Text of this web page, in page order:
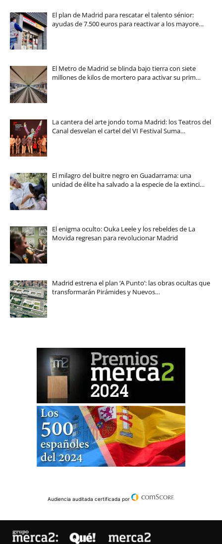
El plan de Madrid para rescatar el talento sénior:
ayudas de 7.500 euros para reactivar a los mayore…
El Metro de Madrid se blinda bajo tierra con siete
millones de kilos de mortero para activar su prim…
La cantera del arte jondo toma Madrid: los Teatros del
Canal desvelan el cartel del VI Festival Suma…
El milagro del buitre negro en Guadarrama: una
unidad de élite ha salvado a la especie de la extinci…
El enigma oculto: Ouka Leele y los rebeldes de La
Movida regresan para revolucionar Madrid
Madrid estrena el plan ‘A Punto’: las obras ocultas que
transformarán Pirámides y Nuevos…
Audiencia auditada certificada por